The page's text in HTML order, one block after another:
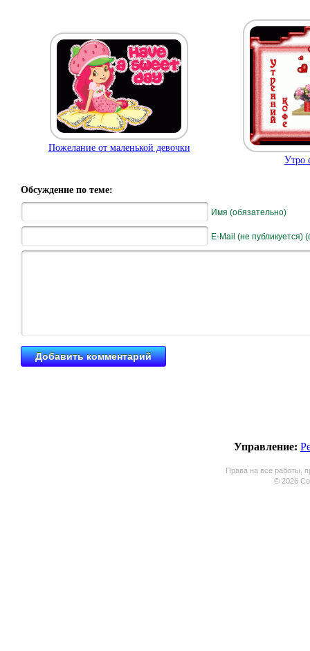
Пожелание от маленькой девочки
Утро
Обсуждение по теме:
Имя (обязательно)
E-Mail (не публикуется)
Управление:
Права на все работы,
© 2026